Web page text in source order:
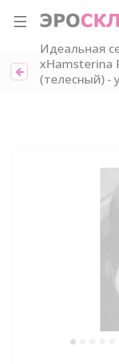
Идеальная
xHamsterina
(телесный) -